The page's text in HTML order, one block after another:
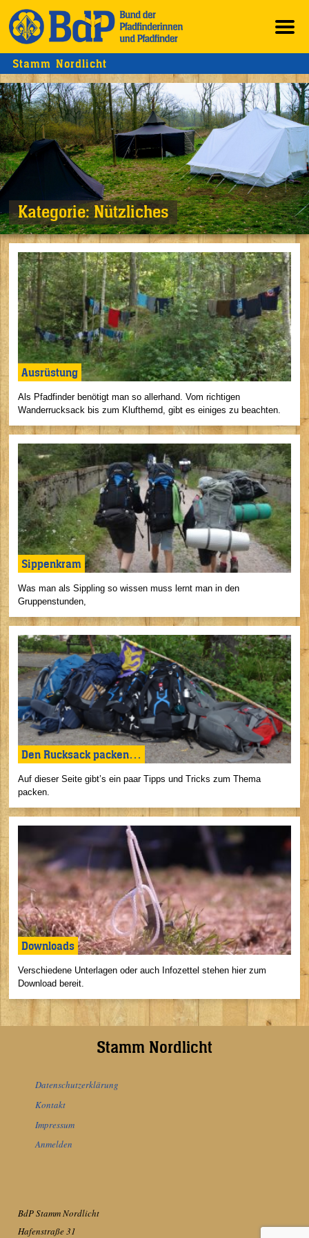
Stamm Nordlicht
Kategorie:Nützliches
Ausrüstung
Als Pfadfinder benötigt man so allerhand. Vom richtigen
Wanderrucksack bis zum Klufthemd, gibt es einiges zu beachten.
Sippenkram
Was man als Sippling so wissen muss lernt man in den
Gruppenstunden,
Den Rucksack packen…
Auf dieser Seite gibt’s ein paar Tipps und Tricks zum Thema
packen.
Downloads
Verschiedene Unterlagen oder auch Infozettel stehen hier zum
Download bereit.
Stamm Nordlicht
Datenschutzerklärung
Kontakt
Impressum
Anmelden
BdP Stamm Nordlicht
Hafenstraße 31